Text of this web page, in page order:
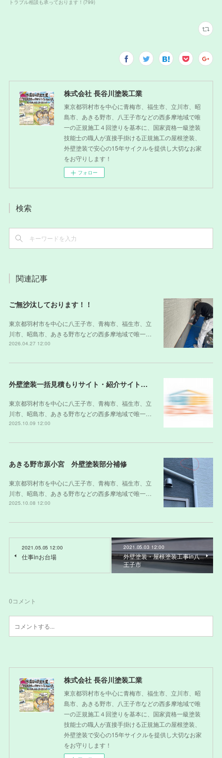
トラブル相談も承っております！ (799)
株式会社 長谷川塗装工業
東京都羽村市を中心に青梅市、福生市、立川市、昭
島市、あきる野市、八王子市などの西多摩地域で唯
一の正規施工４回塗りを基本に、国家資格一級塗装
技能士の職人が直接手掛ける正規施工の屋根塗装、
外壁塗装で安心の15年サイクルを提供し大切なお家
をお守りします！
フォロー
検索
関連記事
ご無沙汰しております！！
東京都羽村市を中心に八王子市、青梅市、福生市、立
川市、昭島市、あきる野市などの西多摩地域で唯一…
2026.04.27 12:00
外壁塗装一括見積もりサイト・紹介サイトの裏側
東京都羽村市を中心に八王子市、青梅市、福生市、立
川市、昭島市、あきる野市などの西多摩地域で唯一…
2025.10.09 12:00
あきる野市原小宮 外壁塗装部分補修
東京都羽村市を中心に八王子市、青梅市、福生市、立
川市、昭島市、あきる野市などの西多摩地域で唯一…
2025.10.08 12:00
2021.05.05 12:00
仕事inお台場
2021.05.03 12:00
外壁塗装・屋根塗装工事in八
王子市
0コメント
株式会社 長谷川塗装工業
東京都羽村市を中心に青梅市、福生市、立川市、昭
島市、あきる野市、八王子市などの西多摩地域で唯
一の正規施工４回塗りを基本に、国家資格一級塗装
技能士の職人が直接手掛ける正規施工の屋根塗装、
外壁塗装で安心の15年サイクルを提供し大切なお家
をお守りします！